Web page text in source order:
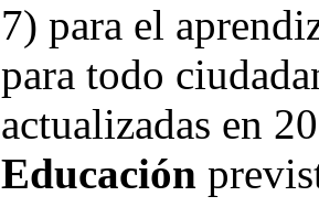
7) para el
para todo
actualizadas en
Educación